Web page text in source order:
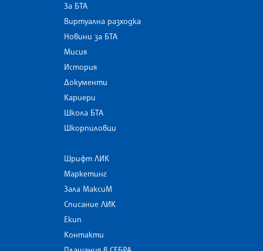
За БТА
Виртуална разходка
Новини за БТА
Мисия
История
Документи
Кариери
Школа БТА
Шкорпиловци
Шрифт ЛИК
Маркетинг
Зала МаксиМ
Списание ЛИК
Екип
Контакти